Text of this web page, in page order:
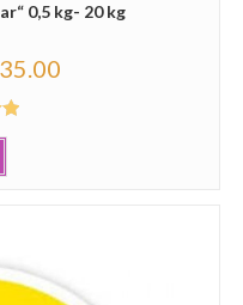
0,5 kg- 20 kg